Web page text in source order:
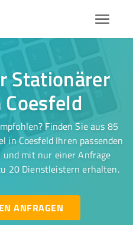
Stationärer
Finden Sie aus 85
in Coesfeld Ihren passenden
und mit nur einer Anfrage
20 Dienstleistern erhalten.
ANFRAGEN